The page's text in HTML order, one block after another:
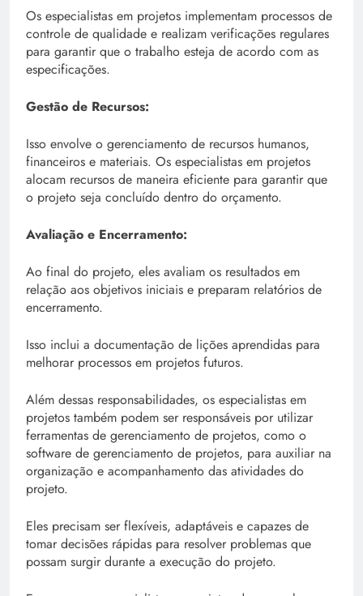
Os especialistas em projetos implementam processos de
controle de qualidade e realizam verificações regulares
para garantir que o trabalho esteja de acordo com as
especificações.
Gestão de Recursos:
Isso envolve o gerenciamento de recursos humanos,
financeiros e materiais. Os especialistas em projetos
alocam recursos de maneira eficiente para garantir que
o projeto seja concluído dentro do orçamento.
Avaliação e Encerramento:
Ao final do projeto, eles avaliam os resultados em
relação aos objetivos iniciais e preparam relatórios de
encerramento.
Isso inclui a documentação de lições aprendidas para
melhorar processos em projetos futuros.
Além dessas responsabilidades, os especialistas em
projetos também podem ser responsáveis por utilizar
ferramentas de gerenciamento de projetos, como o
software de gerenciamento de projetos, para auxiliar na
organização e acompanhamento das atividades do
projeto.
Eles precisam ser flexíveis, adaptáveis e capazes de
tomar decisões rápidas para resolver problemas que
possam surgir durante a execução do projeto.